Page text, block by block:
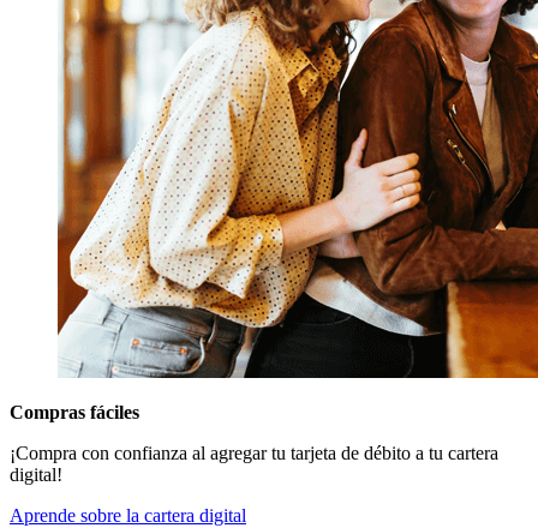
Compras fáciles
¡Compra con confianza al agregar tu tarjeta de débito a tu cartera
digital!
Aprende sobre la cartera digital